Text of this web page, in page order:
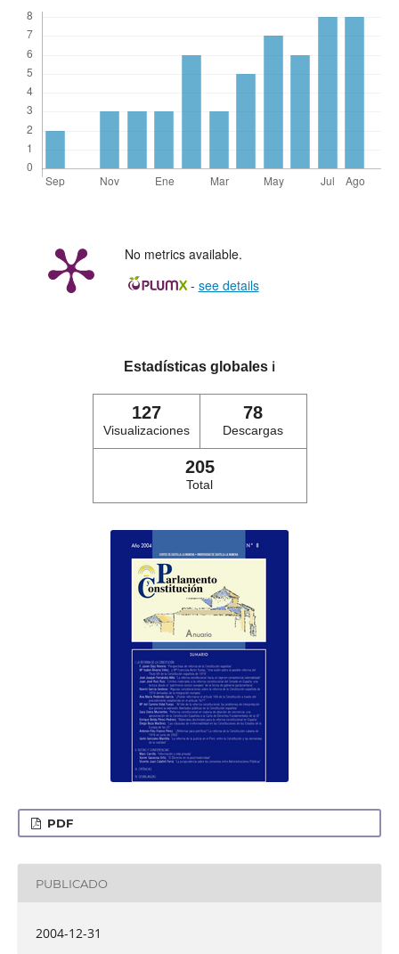
No metrics available.
- see details
Estadísticas globales ℹ️
127
Visualizaciones
78
Descargas
205
Total
PDF
PUBLICADO
2004-12-31